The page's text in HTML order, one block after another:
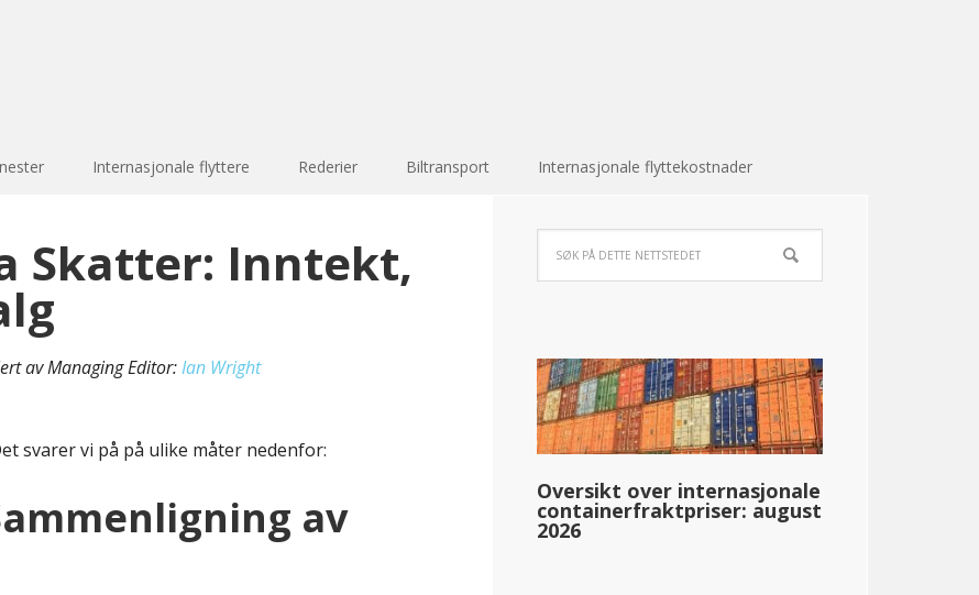
Internasjonale flyttere Rederier Biltransport Internasjonale flyttekostnader
Skatter: Inntekt,
av Managing Editor:Ian Wright
svarer vi på på ulike måter nedenfor:
av
Oversikt over internasjonale
containerfraktpriser: august
2026